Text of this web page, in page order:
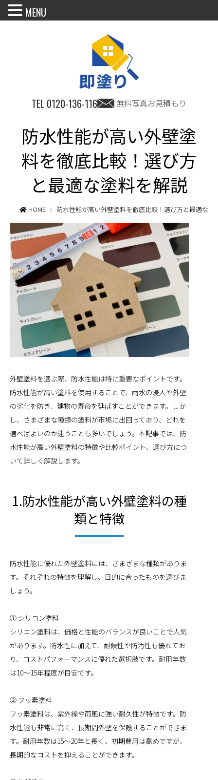
TEL 0120-136-116 無料写真お見積もり
防水性能が高い外壁塗
料を徹底比較！選び方
と最適な塗料を解説
HOME 防水性能が高い外壁塗料を徹底比較！選び方と最適な塗
外壁塗料を選ぶ際、防水性能は特に重要なポイントです。
防水性能が高い塗料を使用することで、雨水の浸入や外壁
の劣化を防ぎ、建物の寿命を延ばすことができます。しか
し、さまざまな種類の塗料が市場に出回っており、どれを
選べばよいのか迷うことも多いでしょう。本記事では、防
水性能が高い外壁塗料の特徴や比較ポイント、選び方につ
いて詳しく解説します。
1.防水性能が高い外壁塗料の種
類と特徴
防水性能に優れた外壁塗料には、さまざまな種類がありま
す。それぞれの特徴を理解し、目的に合ったものを選びま
しょう。
① シリコン塗料
シリコン塗料は、価格と性能のバランスが良いことで人気
があります。防水性に加えて、耐候性や防汚性も優れてお
り、コストパフォーマンスに優れた選択肢です。耐用年数
は10〜15年程度が目安です。
② フッ素塗料
フッ素塗料は、紫外線や雨風に強い耐久性が特徴です。防
水性能も非常に高く、長期間外壁を保護することができま
す。耐用年数は15〜20年と長く、初期費用は高めですが、
長期的なコストを抑えることができます。
MENU